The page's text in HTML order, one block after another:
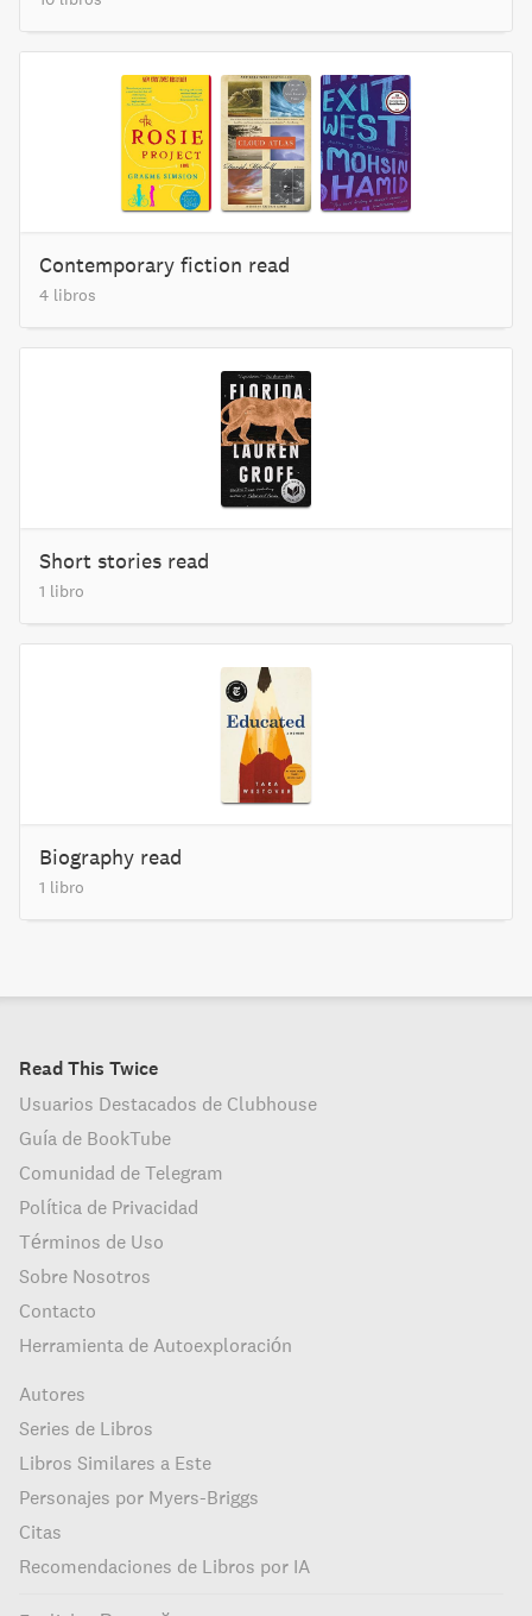
Contemporary fiction read
4 libros
Short stories read
1 libro
Biography read
1 libro
Read This Twice
Usuarios Destacados de Clubhouse
Guía de BookTube
Comunidad de Telegram
Política de Privacidad
Términos de Uso
Sobre Nosotros
Contacto
Herramienta de Autoexploración
Autores
Series de Libros
Libros Similares a Este
Personajes por Myers-Briggs
Citas
Recomendaciones de Libros por IA